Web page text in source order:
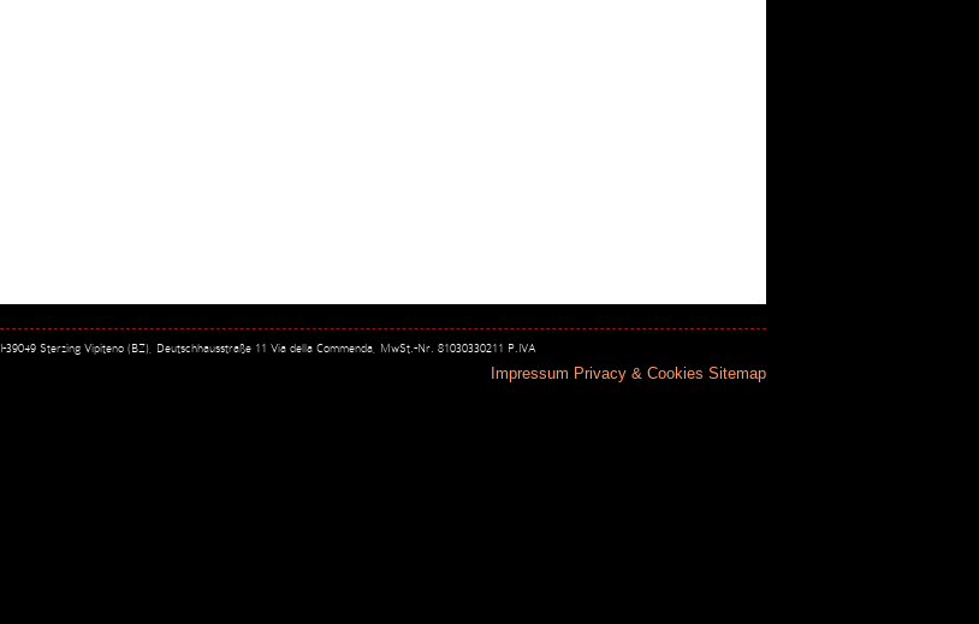
I-39049 Sterzing Vipiteno (BZ), Deutschhausstraße 11 Via della Commenda, MwSt.-Nr. 81030330211 P.IVA
Impressum Privacy & Cookies Sitemap